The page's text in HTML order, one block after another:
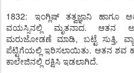
1832: ಇಂಗ್ಲಿಷ್ ತತ್ವಜ್ಞಾನಿ
ವಯಸ್ಸಿನಲ್ಲಿ ಮೃತನಾದ. ಆತನ
ಮರುಜೋಡಣೆ ಮಾಡಿ, ಬಟ್ಟೆ ಸುತ್ತಿ,
ಪೆಟ್ಟಿಗೆಯಲ್ಲಿ ಇರಿಸಲಾಯಿತು. ಆತನ ಶವ
ಕಾಲೇಜಿನಲ್ಲಿ ರಕ್ಷಿಸಿ ಇಡಲಾಗಿದೆ.